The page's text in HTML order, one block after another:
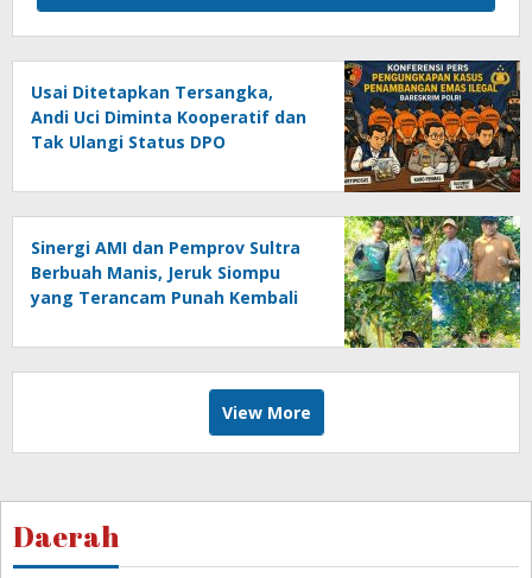
Usai Ditetapkan Tersangka,
Andi Uci Diminta Kooperatif dan
Tak Ulangi Status DPO
Sinergi AMI dan Pemprov Sultra
Berbuah Manis, Jeruk Siompu
yang Terancam Punah Kembali
View More
Daerah